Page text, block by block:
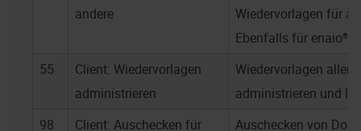
andere
Wiedervorlagen für
Ebenfalls für enaio®
55
Client: Wiedervorlagen
administrieren
Wiedervorlagen aller
administrieren und
98
Client: Auschecken für Auschecken von